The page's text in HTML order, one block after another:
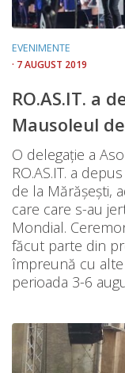
EVENIMENTE
· 7 AUGUST 2019
RO.AS.IT. a
Mausoleul
O delegație a
RO.AS.IT. a
de la Mărășești,
care care s-au
Mondial.
făcut parte din
împreună cu
perioada 3-6